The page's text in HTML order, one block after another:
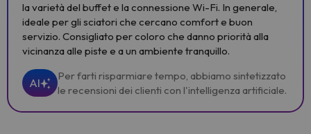
la varietà del buffet e la connessione Wi-Fi. In generale,
ideale per gli sciatori che cercano comfort e buon
servizio. Consigliato per coloro che danno priorità alla
vicinanza alle piste e a un ambiente tranquillo.
AI
Per farti risparmiare tempo, abbiamo sintetizzato
le recensioni dei clienti con l'intelligenza artificiale.